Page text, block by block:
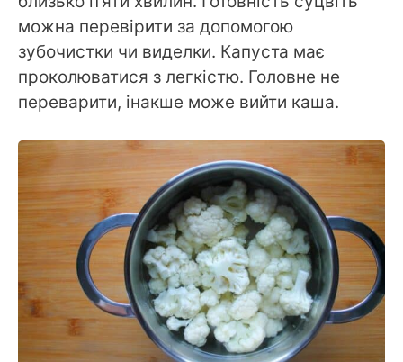
можна перевірити за допомогою
зубочистки чи виделки. Капуста має
проколюватися з легкістю. Головне не
переварити, інакше може вийти каша.